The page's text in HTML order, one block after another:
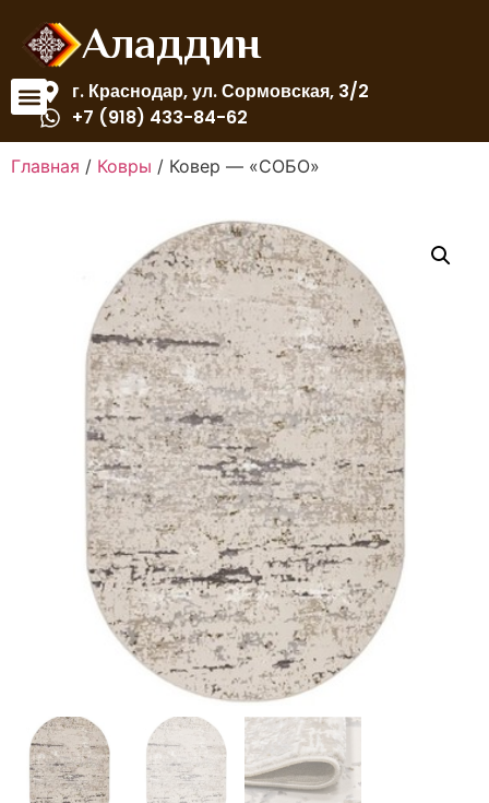
Аладдин
г. Краснодар, ул. Сормовская, 3/2
+7 (918) 433-84-62
Главная / Ковры / Ковер — «СОБО»